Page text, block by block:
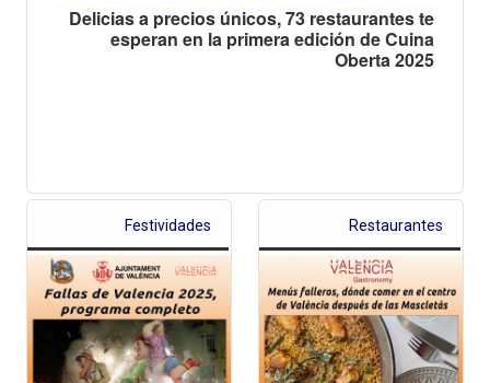
Delicias a precios únicos, 73 restaurantes te
esperan en la primera edición de Cuina
Oberta 2025
Festividades Restaurantes